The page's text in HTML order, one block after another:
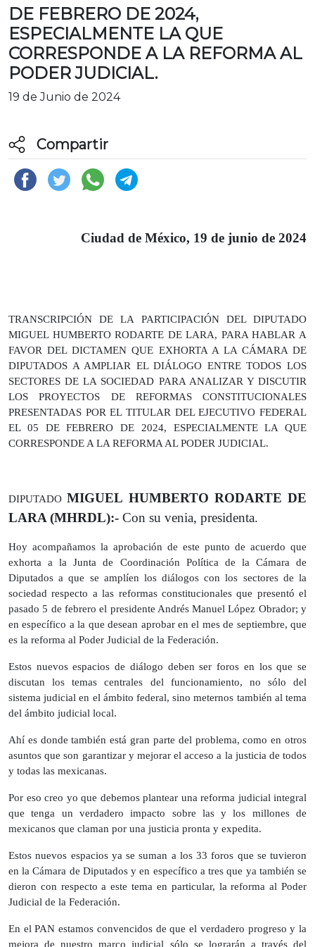
DE FEBRERO DE 2024,
ESPECIALMENTE LA QUE
CORRESPONDE A LA REFORMA AL
PODER JUDICIAL.
19 de Junio de 2024
Compartir
Ciudad de México, 19 de junio de 2024
TRANSCRIPCIÓN DE LA PARTICIPACIÓN DEL DIPUTADO
MIGUEL HUMBERTO RODARTE DE LARA, PARA HABLAR A
FAVOR DEL DICTAMEN QUE EXHORTA A LA CÁMARA DE
DIPUTADOS A AMPLIAR EL DIÁLOGO ENTRE TODOS LOS
SECTORES DE LA SOCIEDAD PARA ANALIZAR Y DISCUTIR
LOS PROYECTOS DE REFORMAS CONSTITUCIONALES
PRESENTADAS POR EL TITULAR DEL EJECUTIVO FEDERAL
EL 05 DE FEBRERO DE 2024, ESPECIALMENTE LA QUE
CORRESPONDE A LA REFORMA AL PODER JUDICIAL.
DIPUTADO MIGUEL HUMBERTO RODARTE DE
LARA (MHRDL):- Con su venia, presidenta.
Hoy acompañamos la aprobación de este punto de acuerdo que
exhorta a la Junta de Coordinación Política de la Cámara de
Diputados a que se amplíen los diálogos con los sectores de la
sociedad respecto a las reformas constitucionales que presentó el
pasado 5 de febrero el presidente Andrés Manuel López Obrador; y
en específico a la que desean aprobar en el mes de septiembre, que
es la reforma al Poder Judicial de la Federación.
Estos nuevos espacios de diálogo deben ser foros en los que se
discutan los temas centrales del funcionamiento, no sólo del
sistema judicial en el ámbito federal, sino meternos también al tema
del ámbito judicial local.
Ahí es donde también está gran parte del problema, como en otros
asuntos que son garantizar y mejorar el acceso a la justicia de todos
y todas las mexicanas.
Por eso creo yo que debemos plantear una reforma judicial integral
que tenga un verdadero impacto sobre las y los millones de
mexicanos que claman por una justicia pronta y expedita.
Estos nuevos espacios ya se suman a los 33 foros que se tuvieron
en la Cámara de Diputados y en específico a tres que ya también se
dieron con respecto a este tema en particular, la reforma al Poder
Judicial de la Federación.
En el PAN estamos convencidos de que el verdadero progreso y la
mejora de nuestro marco judicial sólo se lograrán a través del